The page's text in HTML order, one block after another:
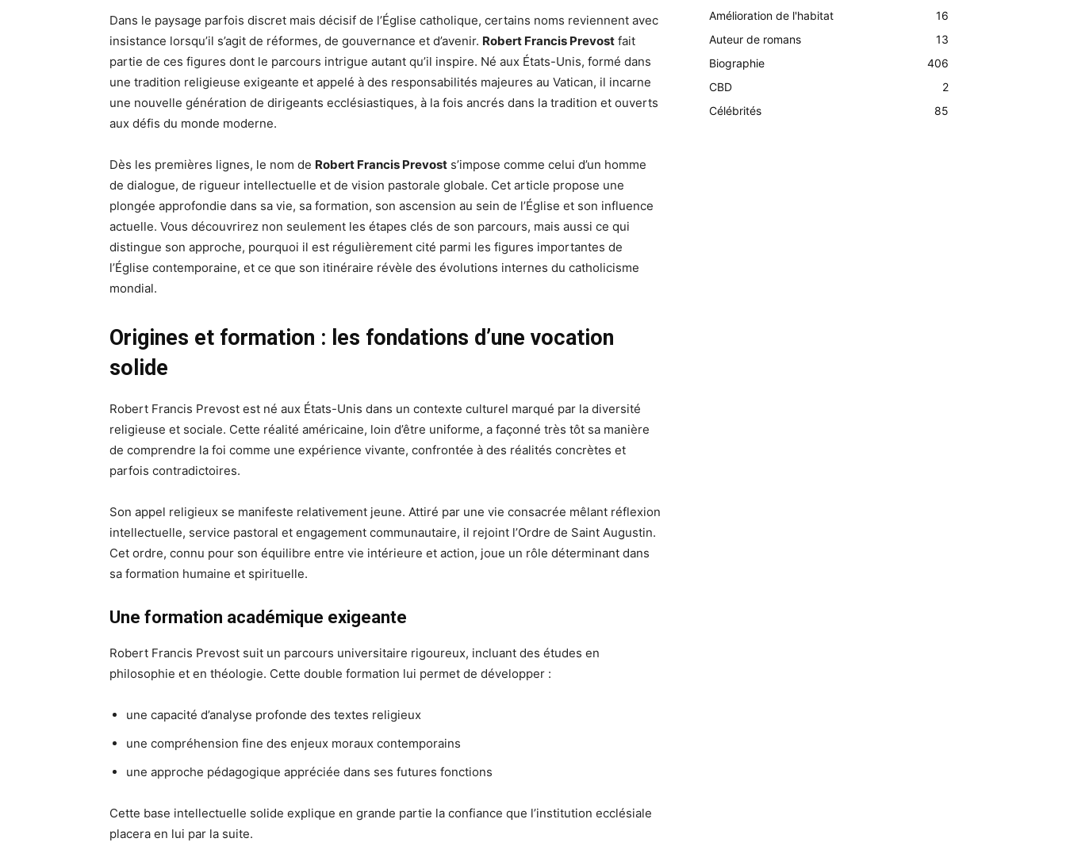
Dans le paysage parfois discret mais décisif de l’Église catholique, certains noms reviennent avec
insistance lorsqu’il s’agit de réformes, de gouvernance et d’avenir. Robert Francis Prevost fait
partie de ces figures dont le parcours intrigue autant qu’il inspire. Né aux États-Unis, formé dans
une tradition religieuse exigeante et appelé à des responsabilités majeures au Vatican, il incarne
une nouvelle génération de dirigeants ecclésiastiques, à la fois ancrés dans la tradition et ouverts
aux défis du monde moderne.
Dès les premières lignes, le nom de Robert Francis Prevost s’impose comme celui d’un homme
de dialogue, de rigueur intellectuelle et de vision pastorale globale. Cet article propose une
plongée approfondie dans sa vie, sa formation, son ascension au sein de l’Église et son influence
actuelle. Vous découvrirez non seulement les étapes clés de son parcours, mais aussi ce qui
distingue son approche, pourquoi il est régulièrement cité parmi les figures importantes de
l’Église contemporaine, et ce que son itinéraire révèle des évolutions internes du catholicisme
mondial.
Origines et formation : les fondations d’une vocation
solide
Robert Francis Prevost est né aux États-Unis dans un contexte culturel marqué par la diversité
religieuse et sociale. Cette réalité américaine, loin d’être uniforme, a façonné très tôt sa manière
de comprendre la foi comme une expérience vivante, confrontée à des réalités concrètes et
parfois contradictoires.
Son appel religieux se manifeste relativement jeune. Attiré par une vie consacrée mêlant réflexion
intellectuelle, service pastoral et engagement communautaire, il rejoint l’Ordre de Saint Augustin.
Cet ordre, connu pour son équilibre entre vie intérieure et action, joue un rôle déterminant dans
sa formation humaine et spirituelle.
Une formation académique exigeante
Robert Francis Prevost suit un parcours universitaire rigoureux, incluant des études en
philosophie et en théologie. Cette double formation lui permet de développer :
une capacité d’analyse profonde des textes religieux
une compréhension fine des enjeux moraux contemporains
une approche pédagogique appréciée dans ses futures fonctions
Cette base intellectuelle solide explique en grande partie la confiance que l’institution ecclésiale
placera en lui par la suite.
Amélioration de l'habitat
16
Auteur de romans
13
Biographie
406
CBD
2
Célébrités
85